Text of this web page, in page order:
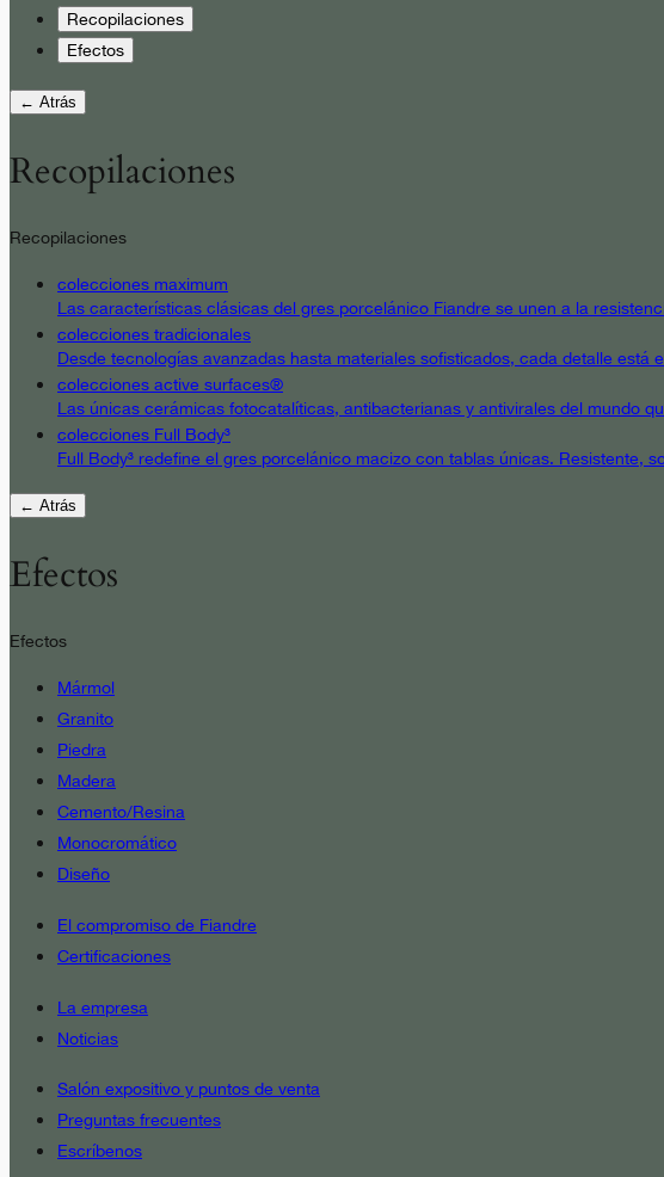
Recopilaciones
Efectos
← Atrás
Recopilaciones
Recopilaciones
colecciones maximum
Las características clásicas del gres porcelánico Fiandre se unen a la
colecciones tradicionales
Desde tecnologías avanzadas hasta materiales sofisticados, cada detalle
colecciones active surfaces®
Las únicas cerámicas fotocatalíticas, antibacterianas y antivirales del mundo
colecciones Full Body³
Full Body³ redefine el gres porcelánico macizo con tablas únicas. Resistente,
← Atrás
Efectos
Efectos
Mármol
Granito
Piedra
Madera
Cemento/Resina
Monocromático
Diseño
El compromiso de Fiandre
Certificaciones
La empresa
Noticias
Salón expositivo y puntos de venta
Preguntas frecuentes
Escríbenos